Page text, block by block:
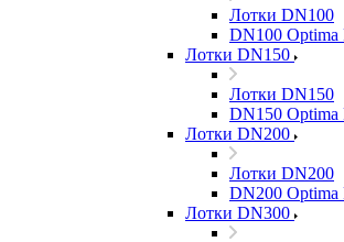
Лотки DN100
DN100 Optima
Лотки DN150
Лотки DN150
DN150 Optima
Лотки DN200
Лотки DN200
DN200 Optima
Лотки DN300